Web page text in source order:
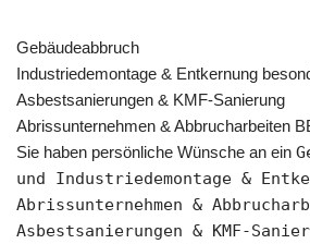
Gebäudeabbruch
Industriedemontage & Entkernung
Asbestsanierungen & KMF-Sanierung
Abrissunternehmen & Abbrucharbeiten
Sie haben persönliche Wünsche an ein
und Industriedemontage &
Abrissunternehmen &
Asbestsanierungen & KMF-